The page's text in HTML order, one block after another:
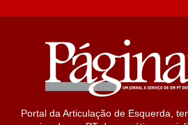
Portal da Articulação de Esquerda,